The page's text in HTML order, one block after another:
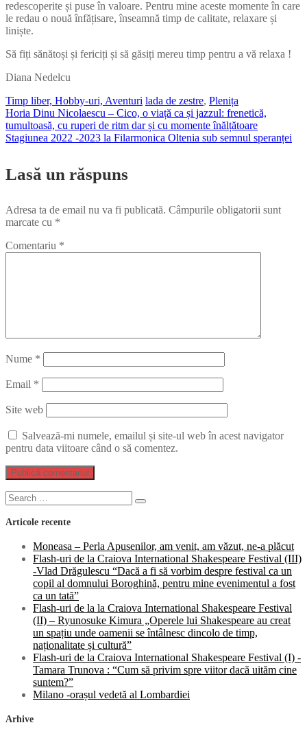
redescoperite și puse în valoare. Pentru mine aceste momente în care
le redau o nouă înfățisare, înseamnă timp de calitate, relaxare și
liniște.
Să fiți sănătoși și fericiți și să găsiți mereu timp pentru a vă relaxa !
Diana Nedelcu
Timp liber, Hobby-uri, Aventuri lada de zestre, Plenița
Navigare
articole
Horia Dinu Nicolaescu – Cico, o viață ca și jazzul: frenetică,
tumultoasă, cu ruperi de ritm dar și cu momente înălțătoare
Stagiunea 2022 -2023 la Filarmonica Oltenia sub semnul speranței
Lasă un răspuns
Adresa ta de email nu va fi publicată. Câmpurile obligatorii sunt
marcate cu *
Comentariu *
Nume *
Email *
Site web
Salvează-mi numele, emailul și site-ul web în acest navigator
pentru data viitoare când o să comentez.
Search
for:
Search
Articole recente
Moneasa – Perla Apusenilor, am venit, am văzut, ne-a plăcut
Flash-uri de la Craiova International Shakespeare Festival (III)
-Vlad Drăgulescu “Dacă a fi să vorbim despre festival ca un
copil al domnului Boroghină, pentru mine evenimentul a fost
ca un tată”
Flash-uri de la la Craiova International Shakespeare Festival
(II) – Ryunosuke Kimura „Operele lui Shakespeare au creat
un spațiu unde oamenii se întâlnesc dincolo de timp,
naționalitate și cultură”
Flash-uri de la Craiova International Shakespeare Festival (I) -
Tamara Trunova : “Cum să privim spre viitor dacă uităm cine
suntem?”
Milano -orașul vedetă al Lombardiei
Arhive